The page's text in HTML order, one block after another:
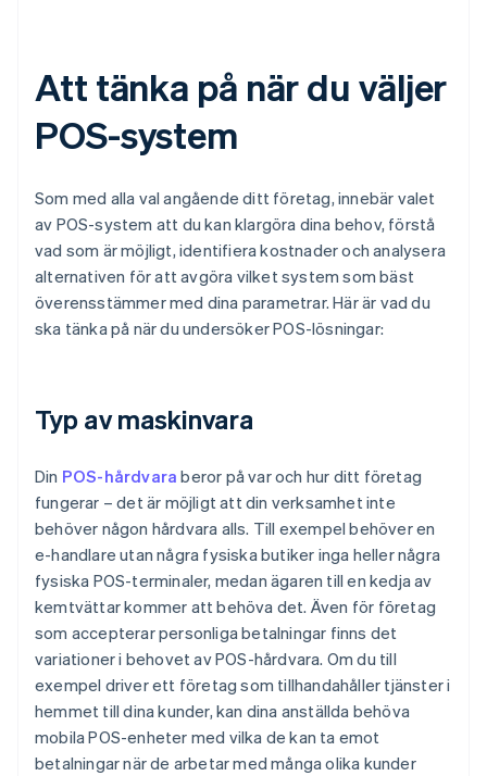
Att tänka på när du väljer
POS-system
Som med alla val angående ditt företag, innebär valet
av POS-system att du kan klargöra dina behov, förstå
vad som är möjligt, identifiera kostnader och analysera
alternativen för att avgöra vilket system som bäst
överensstämmer med dina parametrar. Här är vad du
ska tänka på när du undersöker POS-lösningar:
Typ av maskinvara
Din POS-hårdvara beror på var och hur ditt företag
fungerar – det är möjligt att din verksamhet inte
behöver någon hårdvara alls. Till exempel behöver en
e-handlare utan några fysiska butiker inga heller några
fysiska POS-terminaler, medan ägaren till en kedja av
kemtvättar kommer att behöva det. Även för företag
som accepterar personliga betalningar finns det
variationer i behovet av POS-hårdvara. Om du till
exempel driver ett företag som tillhandahåller tjänster i
hemmet till dina kunder, kan dina anställda behöva
mobila POS-enheter med vilka de kan ta emot
betalningar när de arbetar med många olika kunder